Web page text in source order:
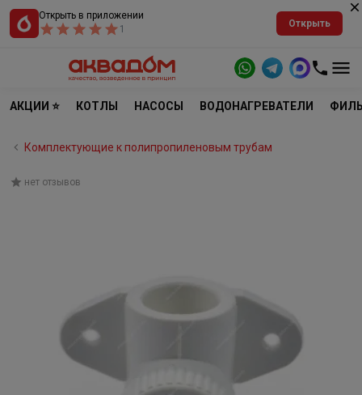
Открыть в приложении
1
Открыть
АКЦИИ ⭐ КОТЛЫ НАСОСЫ ВОДОНАГРЕВАТЕЛИ
Комплектующие к полипропиленовым трубам
нет отзывов